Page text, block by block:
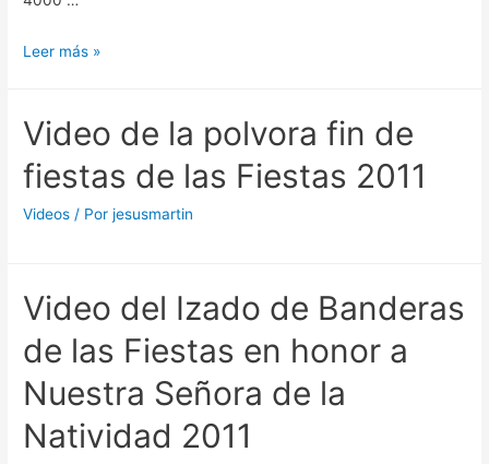
Video
elaboración
de
la
alfombra
para
el
recorrido
de
la
procesión
Leer más »
Video de la polvora fin de
fiestas de las Fiestas 2011
Videos / Porjesusmartin
Video del Izado de Banderas
de las Fiestas en honor a
Nuestra Señora de la
Natividad 2011